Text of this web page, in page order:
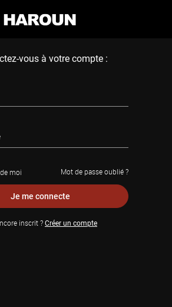
vous à votre compte :
moi Mot de passe oublié ?
Je me connecte
inscrit ? Créer un compte